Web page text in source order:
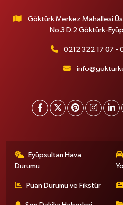
Göktürk Merkez Mahallesi
No.3 D.2 Göktürk-
0212 322 17 07 -
Eyüpsultan Hava
Durumu
Puan Durumu ve Fikstür